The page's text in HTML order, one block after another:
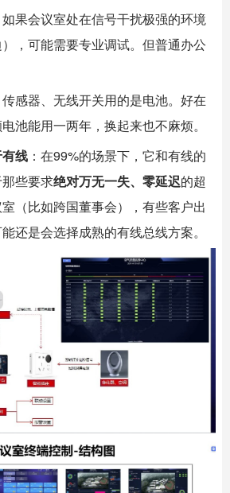
如果会议室处在信号干扰极强的环境
），可能需要专业调试。但普通办公
感器、无线开关用的是电池。好在
池能用一两年，换起来也不麻烦。
线 ：在99%的场景下，它和有线的
些要求绝对万无一失、零延迟的超
（比如跨国董事会），有些客户出
还是会选择成熟的有线总线方案。